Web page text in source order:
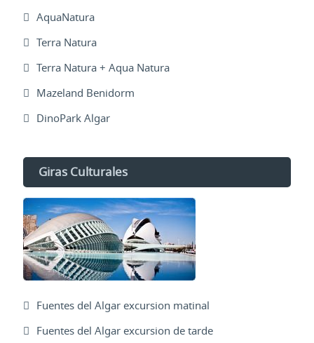
AquaNatura
Terra Natura
Terra Natura + Aqua Natura
Mazeland Benidorm
DinoPark Algar
Giras Culturales
Fuentes del Algar excursion matinal
Fuentes del Algar excursion de tarde